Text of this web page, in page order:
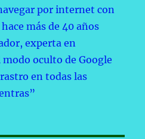
por internet con
más de 40 años
experta en
oculto de Google
en todas las